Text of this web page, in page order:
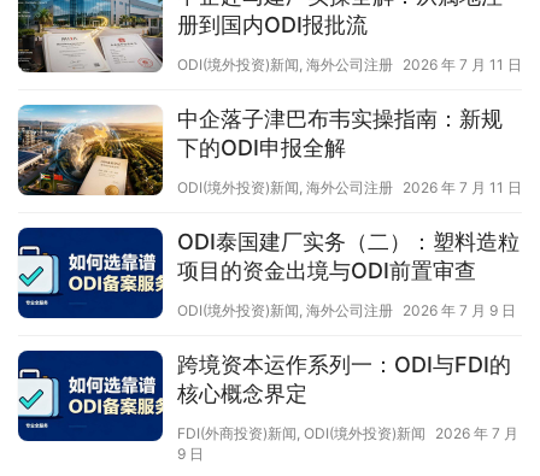
册到国内ODI报批流
ODI(境外投资)新闻, 海外公司注册 2026 年 7 月 11 日
中企落子津巴布韦实操指南：新规
下的ODI申报全解
ODI(境外投资)新闻, 海外公司注册 2026 年 7 月 11 日
ODI泰国建厂实务（二）：塑料造粒
项目的资金出境与ODI前置审查
ODI(境外投资)新闻, 海外公司注册 2026 年 7 月 9 日
跨境资本运作系列一：ODI与FDI的
核心概念界定
FDI(外商投资)新闻, ODI(境外投资)新闻
2026 年 7 月
9 日